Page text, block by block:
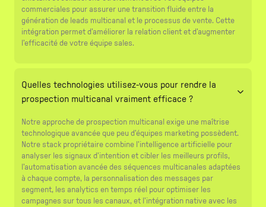
commerciales pour assurer une transition fluide entre la
génération de leads multicanal et le processus de vente. Cette
intégration permet d'améliorer la relation client et d'augmenter
l'efficacité de votre équipe sales.
Quelles technologies utilisez-vous pour rendre la
prospection multicanal vraiment efficace ?
Notre approche de prospection multicanal exige une maîtrise
technologique avancée que peu d'équipes marketing possèdent.
Notre stack propriétaire combine l'intelligence artificielle pour
analyser les signaux d'intention et cibler les meilleurs profils,
l'automatisation avancée des séquences multicanales adaptées
à chaque compte, la personnalisation des messages par
segment, les analytics en temps réel pour optimiser les
campagnes sur tous les canaux, et l'intégration native avec les